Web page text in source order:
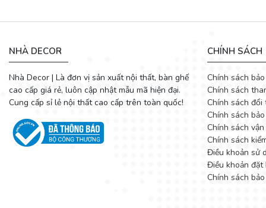
NHÀ DECOR
Nhà Decor | Là đơn vị sản xuất nội thất, bàn ghế
cao cấp giá rẻ, luôn cập nhật mẫu mã hiện đại.
Cung cấp sỉ lẻ nội thất cao cấp trên toàn quốc!
CHÍNH SÁCH
Chính sách
Chính sách
Chính sách đổi
Chính sách
Chính sách
Chính sách
Điều khoản sử
Điều khoản
Chính sách